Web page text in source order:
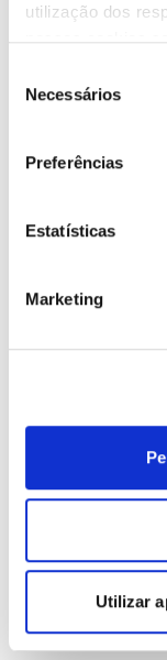
utilização dos
Necessários
Preferências
Estatísticas
Marketing
Utilizar